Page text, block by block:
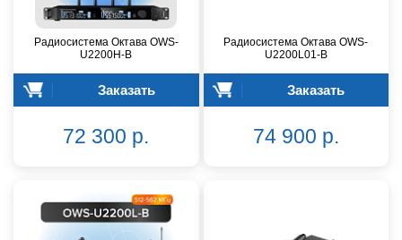
Радиосистема Октава OWS-
U2200H-B
Заказать
72 300 р.
Радиосистема Октава OWS-
U2200L01-B
Заказать
74 900 р.